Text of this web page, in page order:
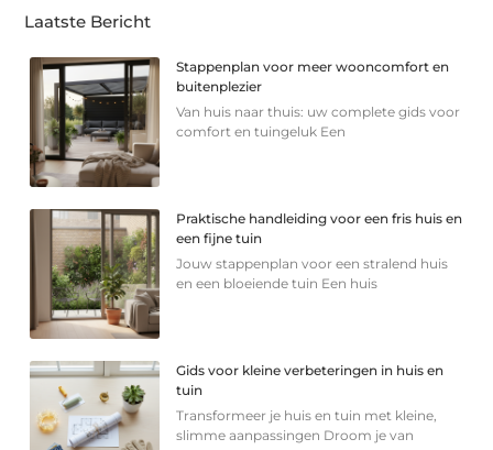
Laatste Bericht
Stappenplan voor meer wooncomfort en
buitenplezier
Van huis naar thuis: uw complete gids voor
comfort en tuingeluk Een
Praktische handleiding voor een fris huis en
een fijne tuin
Jouw stappenplan voor een stralend huis
en een bloeiende tuin Een huis
Gids voor kleine verbeteringen in huis en
tuin
Transformeer je huis en tuin met kleine,
slimme aanpassingen Droom je van